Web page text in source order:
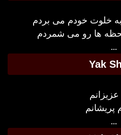
خلوت خودم می بردم
ها رو می شمردم
...
Yak
عزیزانم
پریشانم
...